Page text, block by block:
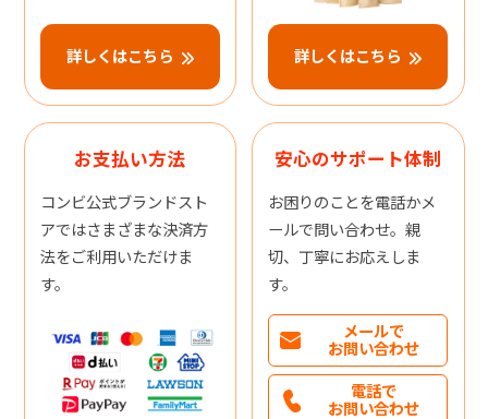
詳しくはこちら 詳しくはこちら
お支払い方法
コンビ公式ブランドスト
アではさまざまな決済方
法をご利用いただけま
す。
安心のサポート体制
お困りのことを電話かメ
ールで問い合わせ。親
切、丁寧にお応えしま
す。
メールで
お問い合わせ
電話で
お問い合わせ